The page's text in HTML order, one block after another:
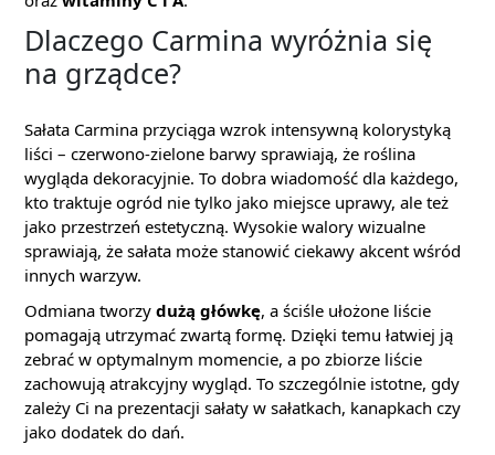
Dlaczego Carmina wyróżnia się
na grządce?
Sałata Carmina przyciąga wzrok intensywną kolorystyką
liści – czerwono-zielone barwy sprawiają, że roślina
wygląda dekoracyjnie. To dobra wiadomość dla każdego,
kto traktuje ogród nie tylko jako miejsce uprawy, ale też
jako przestrzeń estetyczną. Wysokie walory wizualne
sprawiają, że sałata może stanowić ciekawy akcent wśród
innych warzyw.
Odmiana tworzy dużą główkę, a ściśle ułożone liście
pomagają utrzymać zwartą formę. Dzięki temu łatwiej ją
zebrać w optymalnym momencie, a po zbiorze liście
zachowują atrakcyjny wygląd. To szczególnie istotne, gdy
zależy Ci na prezentacji sałaty w sałatkach, kanapkach czy
jako dodatek do dań.